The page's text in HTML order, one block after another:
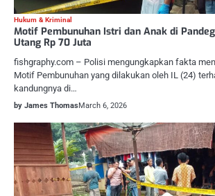
Hukum & Kriminal
Motif Pembunuhan Istri dan Anak di
Utang Rp 70 Juta
fishgraphy.com – Polisi mengungkapkan fakta
Motif Pembunuhan yang dilakukan oleh IL (24)
kandungnya di…
by James ThomasMarch 6, 2026